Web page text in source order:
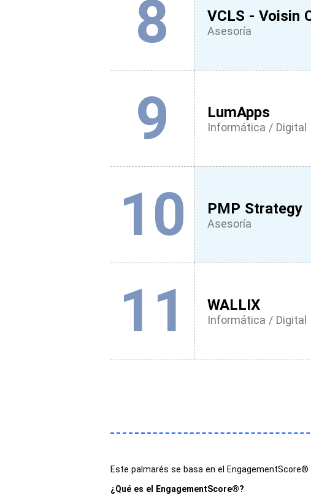
8 VCLS - Voisin
Asesoría
9 LumApps
Informática / Digital
10 PMP Strategy
Asesoría
11 WALLIX
Informática / Digital
Este palmarés se basa en el EngagementScore®
¿Qué es el EngagementScore®?